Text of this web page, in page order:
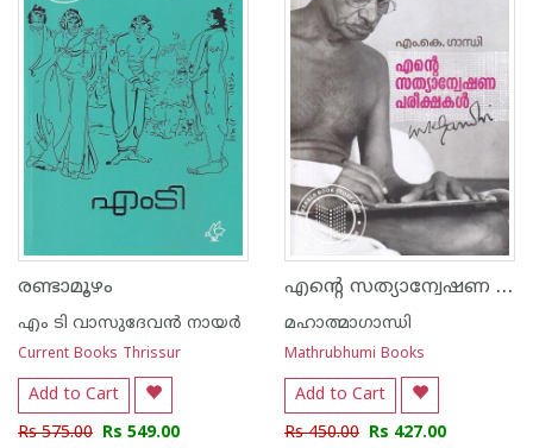
രണ്ടാമൂഴം
എം ടി വാസുദേവന്‍ നായര്‍
Current Books Thrissur
Add to Cart
Rs 575.00 Rs 549.00
എന്റെ സത്യാന്വേഷണ പരീക്ഷകള്‍
മഹാത്മാഗാന്ധി
Mathrubhumi Books
Add to Cart
Rs 450.00 Rs 427.00